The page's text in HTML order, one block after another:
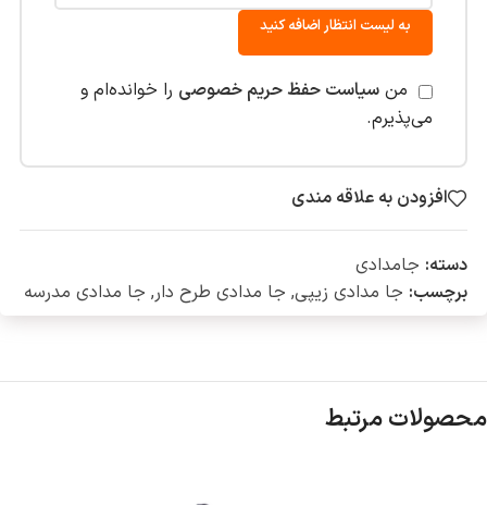
به لیست انتظار اضافه کنید
من سیاست حفظ حریم خصوصی را خوانده‌ام و
می‌پذیرم.
افزودن به علاقه مندی
دسته: جامدادی
برچسب: جا مدادی زیپی, جا مدادی طرح دار, جا مدادی مدرسه
محصولات مرتبط